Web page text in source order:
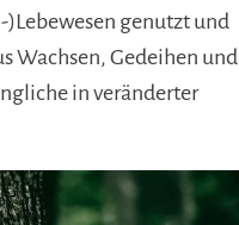
genutzt und
Wachsen, Gedeihen und
in veränderter